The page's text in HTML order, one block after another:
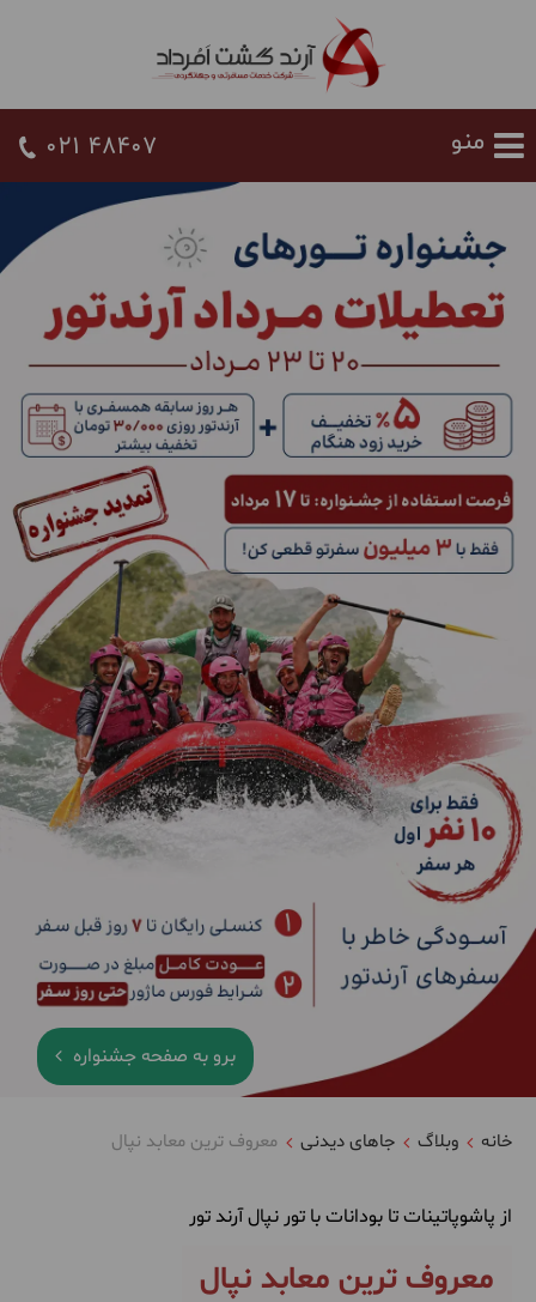
021 48407
برو به صفحه جشنواره
خانه وبلاگ جاهای دیدنی معروف ترین معابد نپال
از پاشوپاتینات تا بودانات با تور نپال آرند تور
معروف ترین معابد نپال